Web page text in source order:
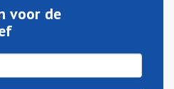
voor de